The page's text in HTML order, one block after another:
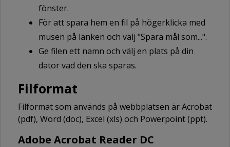
fönster.
För att spara hem en fil på högerklicka med
musen på länken och välj "Spara mål som...".
Ge filen ett namn och välj en plats på din
dator vad den ska sparas.
Filformat
Filformat som används på webbplatsen är Acrobat
(pdf), Word (doc), Excel (xls) och Powerpoint (ppt).
Adobe Acrobat Reader DC